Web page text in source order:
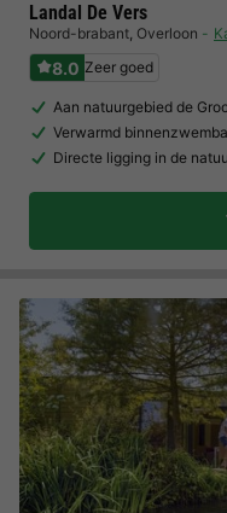
Landal De Vers
Noord-brabant, Overloon
8.0 Zeer goed
Aan natuurgebied de
Verwarmd
Directe ligging in de